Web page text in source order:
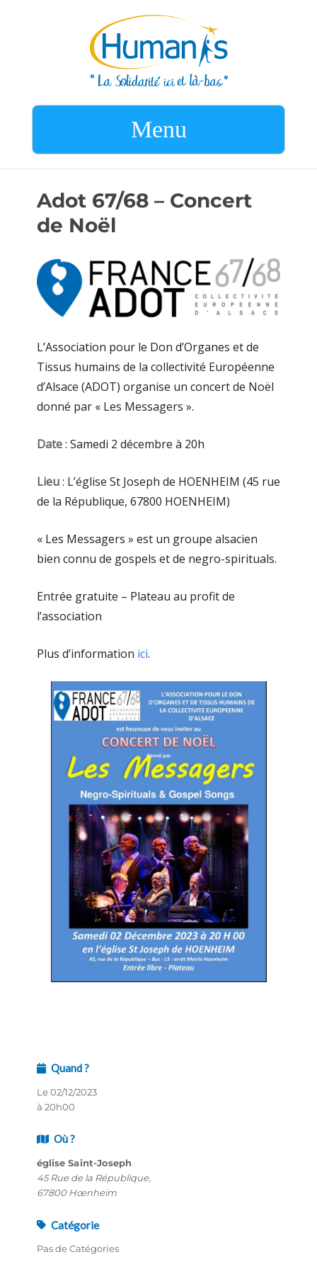
Menu
Adot 67/68 – Concert
de Noël
L’Association pour le Don d’Organes et de
Tissus humains de la collectivité Européenne
d’Alsace (ADOT) organise un concert de Noël
donné par « Les Messagers ».
Date: Samedi 2 décembre à 20h
Lieu: L’église St Joseph de HOENHEIM (45 rue
de la République, 67800 HOENHEIM)
« Les Messagers » est un groupe alsacien
bien connu de gospels et de negro-spirituals.
Entrée gratuite – Plateau au profit de
l’association
Plus d’information ici.
Quand ?
Le 02/12/2023
à 20h00
Où ?
église Saint-Joseph
45 Rue de la République,
67800 Hœnheim
Catégorie
Pas de Catégories